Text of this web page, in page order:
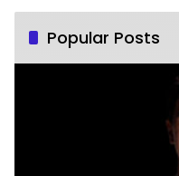
Popular Posts